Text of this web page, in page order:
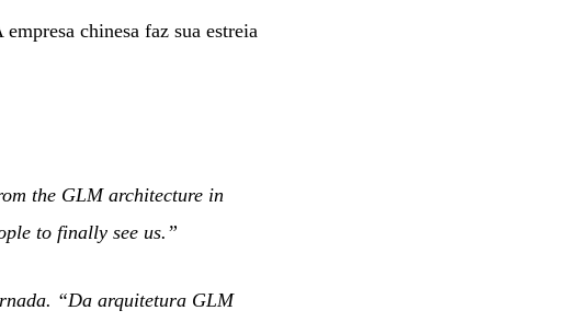
chinesa faz sua estreia
the GLM architecture in
to finally see us.”
“Da arquitetura GLM